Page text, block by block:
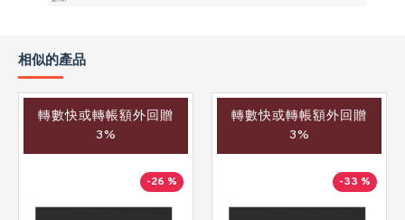
相似的產品
轉數快或轉帳額外回贈
3%
-26 %
轉數快或轉帳額外回贈
3%
-33 %